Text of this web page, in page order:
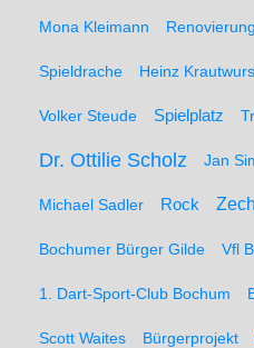
Mona Kleimann Renovierung
Spieldrache Heinz
Volker Steude Spielplatz
Dr. Ottilie Scholz Jan
Michael Sadler Rock
Bochumer Bürger Gilde Vfl
1. Dart-Sport-Club Bochum
Scott Waites Bürgerprojekt